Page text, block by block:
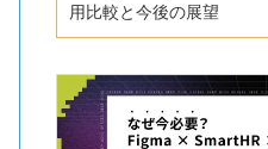
用比較と今後の展望